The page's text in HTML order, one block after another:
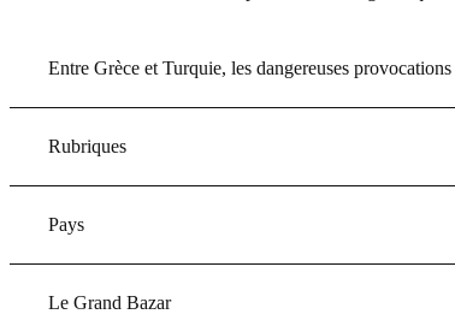
Entre Grèce et Turquie, les dangereuses provocations
Rubriques
Pays
Le Grand Bazar